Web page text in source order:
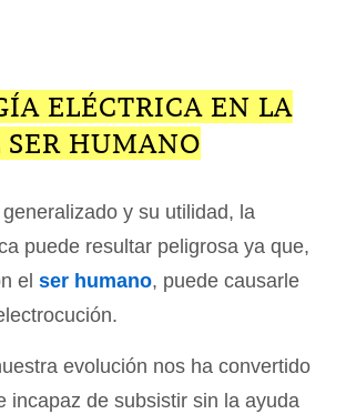
ELÉCTRICA EN LA
HUMANO
y su utilidad, la
puede resultar peligrosa ya que,
el ser humano, puede causarle
evolución nos ha convertido
incapaz de subsistir sin la ayuda